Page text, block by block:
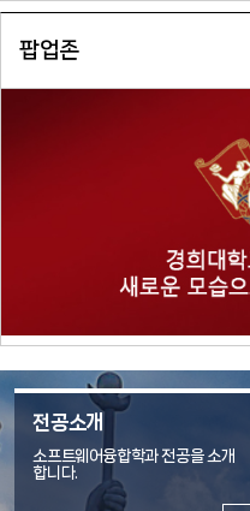
합 분야의 전문성과 실무 능력을
공 Vision 인공지능 시대의 거대한 세계적 흐름 속에서 소프트웨어는 모든
산업과 학문의 핵심 기반 기술로
요 또한 폭발적으로 증가하고 있
대적 흐름에 발맞추어, 소프트웨
재, 다른 학문 및 기술과의 융합
에 공헌할 수 있는 공학적 인재를
국가적·사회적·시대적 요구에 비
프트웨어융합학과의 향후 발전
다. 트랙소개 소프트웨어융합학과는 학생들의 관심 분야와 진로 목표에 맞
춘 4개의 특화 트랙을 운영하고
양한 분야의 융합을 통해 미래 산
니다. 게임콘텐츠 트랙: 게임을 인문·예술·공학적 관점에서 이해하고, 이를
기반으로 VR/AR 콘텐츠, 게임
팝업존
전공소개
소프트웨어융합학과 전공을 소개
합니다.